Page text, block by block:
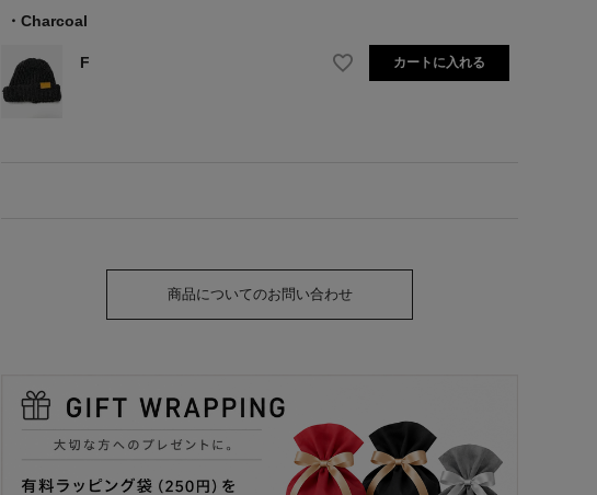
Charcoal
F カートに入れる
商品についてのお問い合わせ